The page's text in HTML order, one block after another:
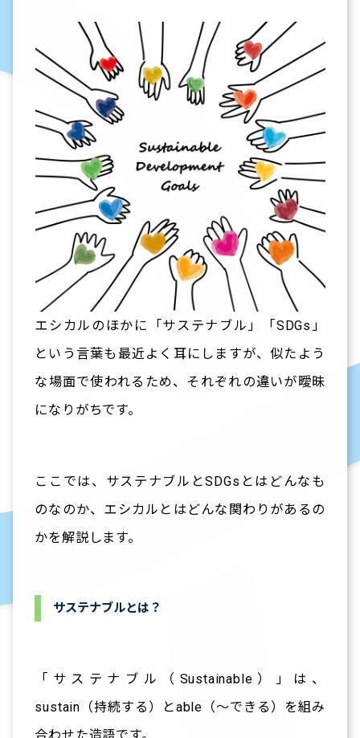
エシカルのほかに「サステナブル」「SDGs」
という言葉も最近よく耳にしますが、似たよう
な場面で使われるため、それぞれの違いが曖昧
になりがちです。
ここでは、サステナブルとSDGsとはどんなも
のなのか、エシカルとはどんな関わりがあるの
かを解説します。
サステナブルとは？
「サステナブル（Sustainable）」は、
sustain（持続する）とable（～できる）を組み